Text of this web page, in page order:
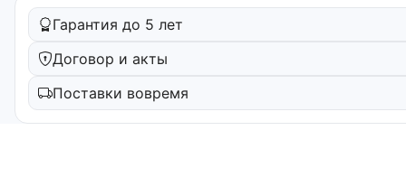
Гарантия до 5 лет
Договор и акты
Поставки вовремя